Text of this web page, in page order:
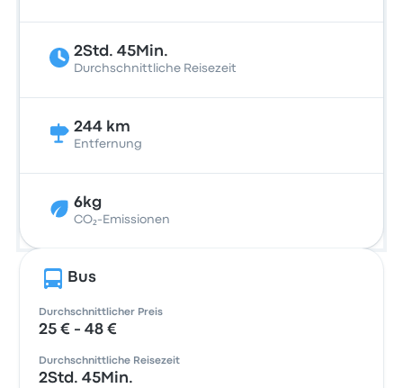
2Std. 45Min.
Durchschnittliche Reisezeit
244 km
Entfernung
6kg
CO₂-Emissionen
Bus
Durchschnittlicher Preis
25 € - 48 €
Durchschnittliche Reisezeit
2Std. 45Min.